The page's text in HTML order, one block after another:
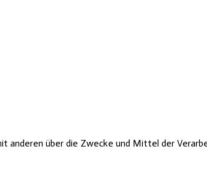
anderen über die Zwecke und Mittel der